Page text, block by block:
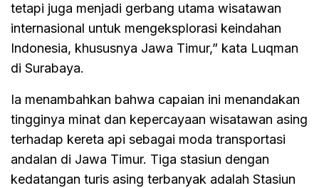
tetapi juga menjadi gerbang utama wisatawan
internasional untuk mengeksplorasi keindahan
Indonesia, khususnya Jawa Timur,” kata Luqman
di Surabaya.
Ia menambahkan bahwa capaian ini menandakan
tingginya minat dan kepercayaan wisatawan asing
terhadap kereta api sebagai moda transportasi
andalan di Jawa Timur. Tiga stasiun dengan
kedatangan turis asing terbanyak adalah Stasiun